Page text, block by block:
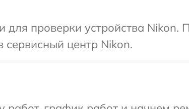
для проверки устройства Nikon.
сервисный центр Nikon.